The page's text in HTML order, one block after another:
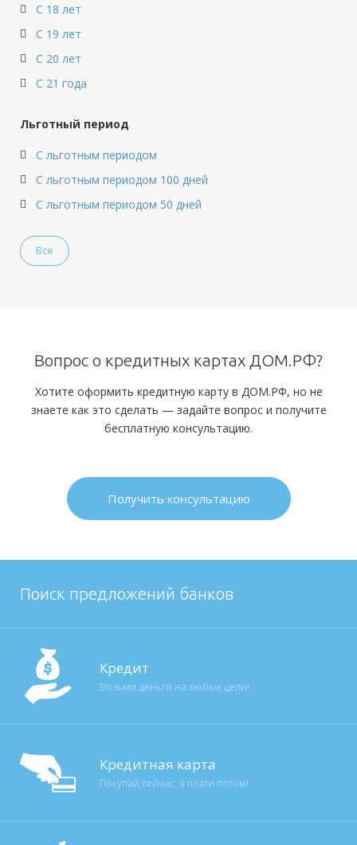
С 18 лет
С 19 лет
С 20 лет
С 21 года
Льготный период
С льготным периодом
С льготным периодом 100 дней
С льготным периодом 50 дней
Все
Вопрос о кредитных картах ДОМ.РФ?
Хотите оформить кредитную карту в ДОМ.РФ, но не
знаете как это сделать — задайте вопрос и получите
бесплатную консультацию.
Получить консультацию
Поиск предложений банков
Кредит
Возьми деньги на любые цели!
Кредитная карта
Покупай сейчас, а плати потом!